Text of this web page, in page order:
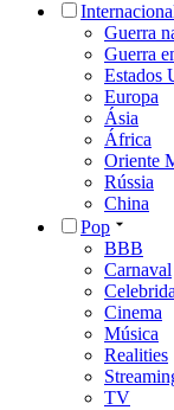
Guerra
Guerra
Estados
Europa
Ásia
África
Oriente
Rússia
China
Pop
BBB
Carnaval
Cinema
Música
Realities
TV